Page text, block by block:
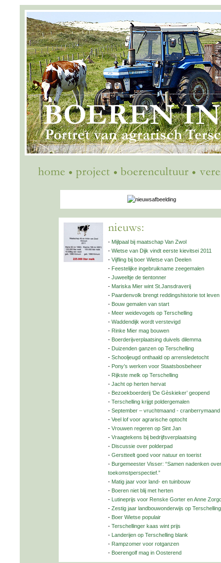
- Mijlpaal bij maatschap Van Zwol
- Wietse van Dijk vindt eerste kievitsei 2011
- Vijfling bij boer Wietse van Deelen
- Feestelijke ingebruikname zeegemalen
- Juweeltje de tientonner
- Mariska Mier wint St.Jansdraverij
- Paardenvolk brengt reddingshistorie tot leven
- Bouw gemalen van start
- Meer weidevogels op Terschelling
- Waddendijk wordt verstevigd
- Rinke Mier mag bouwen
- Boerderijverplaatsing duivels dilemma
- Duizenden ganzen op Terschelling
- Schooljeugd onthaald op arrensledetocht
- Pony’s werken voor Staatsbosbeheer
- Rijkste melk op Terschelling
- Jacht op herten hervat
- Bezoekboerderij ‘De Gèskieker’ geopend
- Terschelling krijgt poldergemalen
- September – vruchtmaand - cranberrymaand
- Veel lof voor agrarische optocht
- Vrouwen regeren op Sint Jan
- Vraagtekens bij bedrijfsverplaatsing
- Discussie over polderpad
- Gerstteelt goed voor natuur en toerist
- Burgemeester Visser: “Samen nadenken
toekomstperspectief.”
- Matig jaar voor land- en tuinbouw
- Boeren niet blij met herten
- Lutineprijs voor Renske Gorter en Anne
- Zestig jaar landbouwonderwijs op Terschelling
- Boer Wietse populair
- Terschellinger kaas wint prijs
- Landerijen op Terschelling blank
- Rampzomer voor rotganzen
- Boerengolf mag in Oosterend